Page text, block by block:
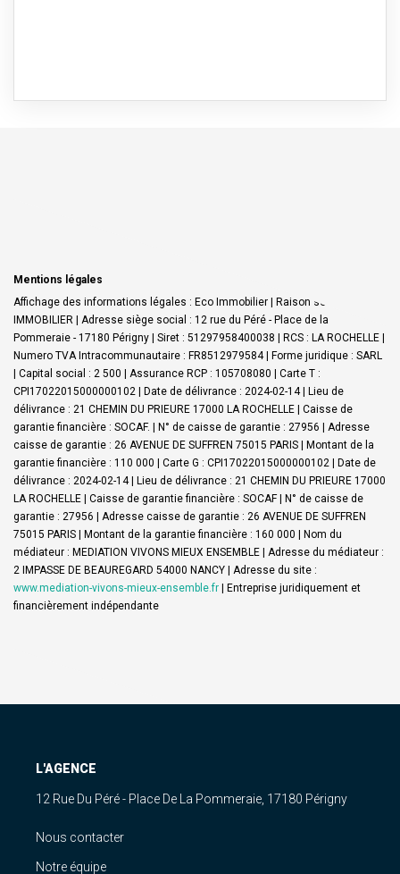
Mentions légales
Affichage des informations légales : Eco Immobilier | Raison sociale : ECO
IMMOBILIER | Adresse siège social : 12 rue du Péré - Place de la
Pommeraie - 17180 Périgny | Siret : 51297958400038 | RCS : LA ROCHELLE |
Numero TVA Intracommunautaire : FR8512979584 | Forme juridique : SARL
| Capital social : 2 500 | Assurance RCP : 105708080 | Carte T :
CPI17022015000000102 | Date de délivrance : 2024-02-14 | Lieu de
délivrance : 21 CHEMIN DU PRIEURE 17000 LA ROCHELLE | Caisse de
garantie financière : SOCAF. | N° de caisse de garantie : 27956 | Adresse
caisse de garantie : 26 AVENUE DE SUFFREN 75015 PARIS | Montant de la
garantie financière : 110 000 | Carte G : CPI17022015000000102 | Date de
délivrance : 2024-02-14 | Lieu de délivrance : 21 CHEMIN DU PRIEURE 17000
LA ROCHELLE | Caisse de garantie financière : SOCAF | N° de caisse de
garantie : 27956 | Adresse caisse de garantie : 26 AVENUE DE SUFFREN
75015 PARIS | Montant de la garantie financière : 160 000 | Nom du
médiateur : MEDIATION VIVONS MIEUX ENSEMBLE | Adresse du médiateur :
2 IMPASSE DE BEAUREGARD 54000 NANCY | Adresse du site :
www.mediation-vivons-mieux-ensemble.fr | Entreprise juridiquement et
financièrement indépendante
L'AGENCE
12 Rue Du Péré - Place De La Pommeraie, 17180 Périgny
Nous contacter
Notre équipe